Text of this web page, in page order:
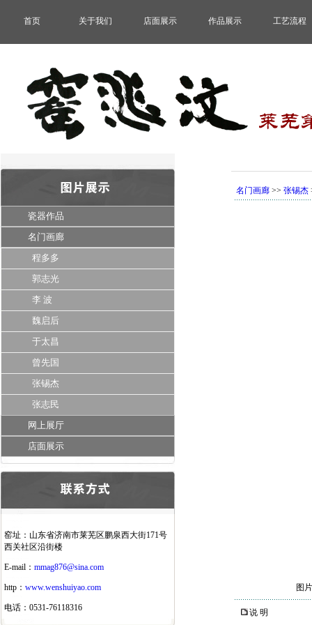
首页 关于我们 店面展示 作品展示 工艺流程
瓷器作品
名门画廊
程多多
郭志光
李 波
魏启后
于太昌
曾先国
张锡杰
张志民
网上展厅
店面展示
窑址：山东省济南市莱芜区鹏泉西大街171号
西关社区沿街楼
E-mail： mmag876@sina.com
http： www.wenshuiyao.com
电话：0531-76118316
名门画廊 >>张锡杰
图
说 明